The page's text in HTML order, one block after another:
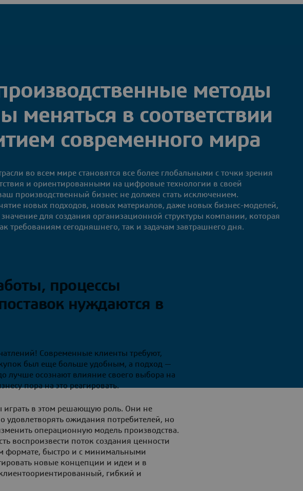
методы
меняться в соответствии
современного мира
во всем мире становятся все более глобальными с точки зрения
и ориентированными на цифровые технологии в своей
производственный бизнес не должен стать исключением.
новых подходов, новых материалов, даже новых бизнес-моделей,
для создания организационной структуры компании, которая
требованиям сегодняшнего, так и задачам завтрашнего дня.
процессы
нуждаются в
Современные клиенты требуют,
был еще больше удобным, а подход —
лучше осознают влияние своего выбора на
пора на это реагировать.
играть в этом решающую роль. Они не
удовлетворять ожидания потребителей, но
операционную модель производства.
воспроизвести поток создания ценности
формате, быстро и с минимальными
новые концепции и идеи и в
гибкий и